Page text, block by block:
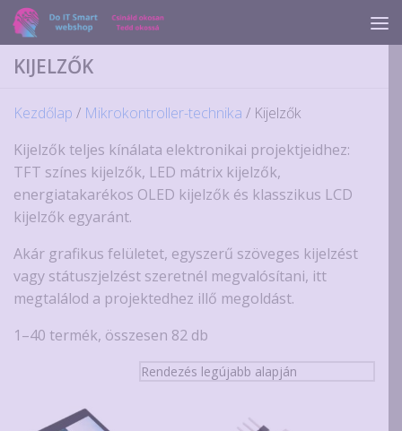
Skip to content
KIJELZŐK
Kezdőlap / Mikrokontroller-technika / Kijelzők
Kijelzők teljes kínálata elektronikai projektjeidhez:
TFT színes kijelzők, LED mátrix kijelzők,
energiatakarékos OLED kijelzők és klasszikus LCD
kijelzők egyaránt.
Akár grafikus felületet, egyszerű szöveges kijelzést
vagy státuszjelzést szeretnél megvalósítani, itt
megtalálod a projektedhez illő megoldást.
1–40 termék, összesen 82 db
latest